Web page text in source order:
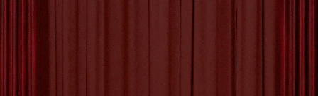
Tagged with: artistieke expressie artistieke kwaliteit ,
creativiteit, , ,
esthetische
waarde
expressie , kunstenaar kunstobject
kunstwerk